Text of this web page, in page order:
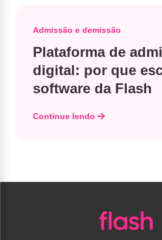
Admissão e demissão
Plataforma de
digital: por que
software da Flash
Continue lendo